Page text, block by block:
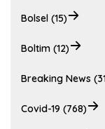
Bolsel (15)
Boltim (12)
Breaking News
Covid-19 (768)